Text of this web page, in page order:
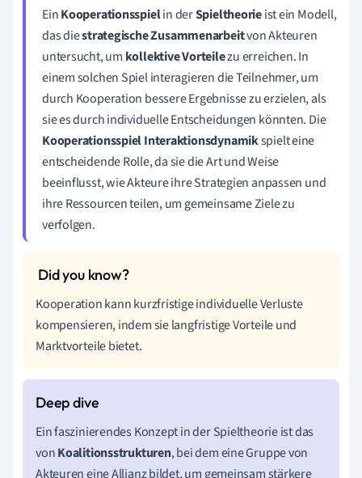
EinKooperationsspielin derSpieltheorieist ein Modell,
das diestrategische Zusammenarbeitvon Akteuren
untersucht, um kollektive Vorteilezu erreichen. In
einem solchen Spiel interagieren die Teilnehmer, um
durch Kooperation bessere Ergebnisse zu erzielen, als
sie es durch individuelle Entscheidungen könnten. Die
Kooperationsspiel Interaktionsdynamikspielt eine
entscheidende Rolle, da sie die Art und Weise
beeinflusst, wie Akteure ihre Strategien anpassen und
ihre Ressourcen teilen, um gemeinsame Ziele zu
verfolgen.
Kooperation kann kurzfristige individuelle Verluste
kompensieren, indem sie langfristige Vorteile und
Marktvorteile bietet.
Ein faszinierendes Konzept in der Spieltheorie ist das
vonKoalitionsstrukturen, bei dem eine Gruppe von
Akteuren eine Allianz bildet, um gemeinsam stärkere